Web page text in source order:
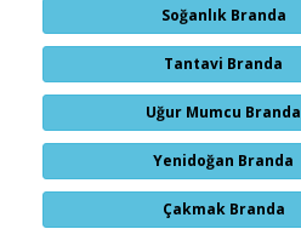
Soğanlık Branda
Tantavi Branda
Uğur Mumcu Branda
Yenidoğan Branda
Çakmak Branda